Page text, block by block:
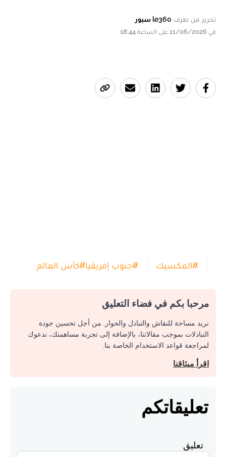
تحرير من طرف le360 سبور
في 11/06/2026 على الساعة 18:44
#المكسيك #جنوب إفريقيا#كأس العالم
مرحبا بكم في فضاء التعليق
نريد مساحة للنقاش والتبادل والحوار. من أجل تحسين جودة
التبادلات بموجب مقالاتنا، بالإضافة إلى تجربة مساهمتك، ندعوك
لمراجعة قواعد الاستخدام الخاصة بنا.
اقرأ ميثاقنا
تعليقاتكم
تعليق